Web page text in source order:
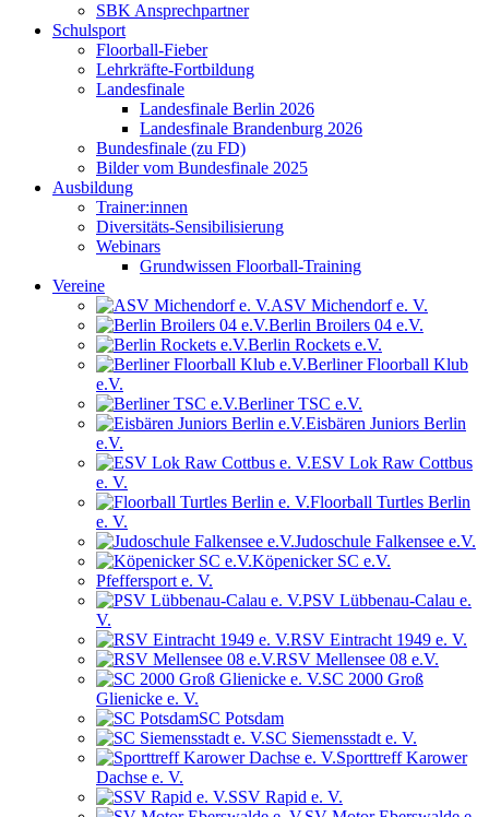
SBK Ansprechpartner
Schulsport
Floorball-Fieber
Lehrkräfte-Fortbildung
Landesfinale
Landesfinale Berlin 2026
Landesfinale Brandenburg 2026
Bundesfinale (zu FD)
Bilder vom Bundesfinale 2025
Ausbildung
Trainer:innen
Diversitäts-Sensibilisierung
Webinars
Grundwissen Floorball-Training
Vereine
ASV Michendorf e. V.
Berlin Broilers 04 e.V.
Berlin Rockets e.V.
Berliner Floorball Klub
e.V.
Berliner TSC e.V.
Eisbären Juniors Berlin
e.V.
ESV Lok Raw Cottbus
e. V.
Floorball Turtles Berlin
e. V.
Judoschule Falkensee e.V.
Köpenicker SC e.V.
Pfeffersport e. V.
PSV Lübbenau-Calau e.
V.
RSV Eintracht 1949 e. V.
RSV Mellensee 08 e.V.
SC 2000 Groß
Glienicke e. V.
SC Potsdam
SC Siemensstadt e. V.
Sporttreff Karower
Dachse e. V.
SSV Rapid e. V.